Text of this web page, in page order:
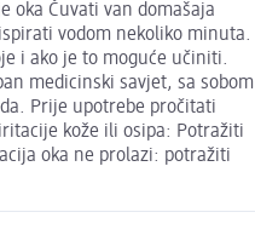
oka Čuvati van domašaja
ispirati vodom nekoliko minuta.
i ako je to moguće učiniti.
medicinski savjet, sa sobom
Prije upotrebe pročitati
kože ili osipa: Potražiti
oka ne prolazi: potražiti